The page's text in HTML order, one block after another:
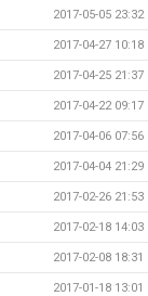
2017-05-05 23:32
2017-04-27 10:18
2017-04-25 21:37
2017-04-22 09:17
2017-04-06 07:56
2017-04-04 21:29
2017-02-26 21:53
2017-02-18 14:03
2017-02-08 18:31
2017-01-18 13:01